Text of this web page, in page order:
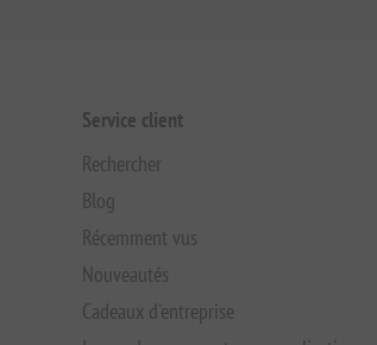
Service client
Rechercher
Blog
Récemment vus
Nouveautés
Cadeaux d'entreprise